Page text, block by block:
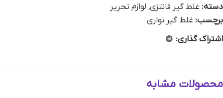
دسته: غلط گیر فانتزی, لوازم تحریر
برچسب: غلط گیر نواری
اشتراک گذاری:
محصولات مشابه